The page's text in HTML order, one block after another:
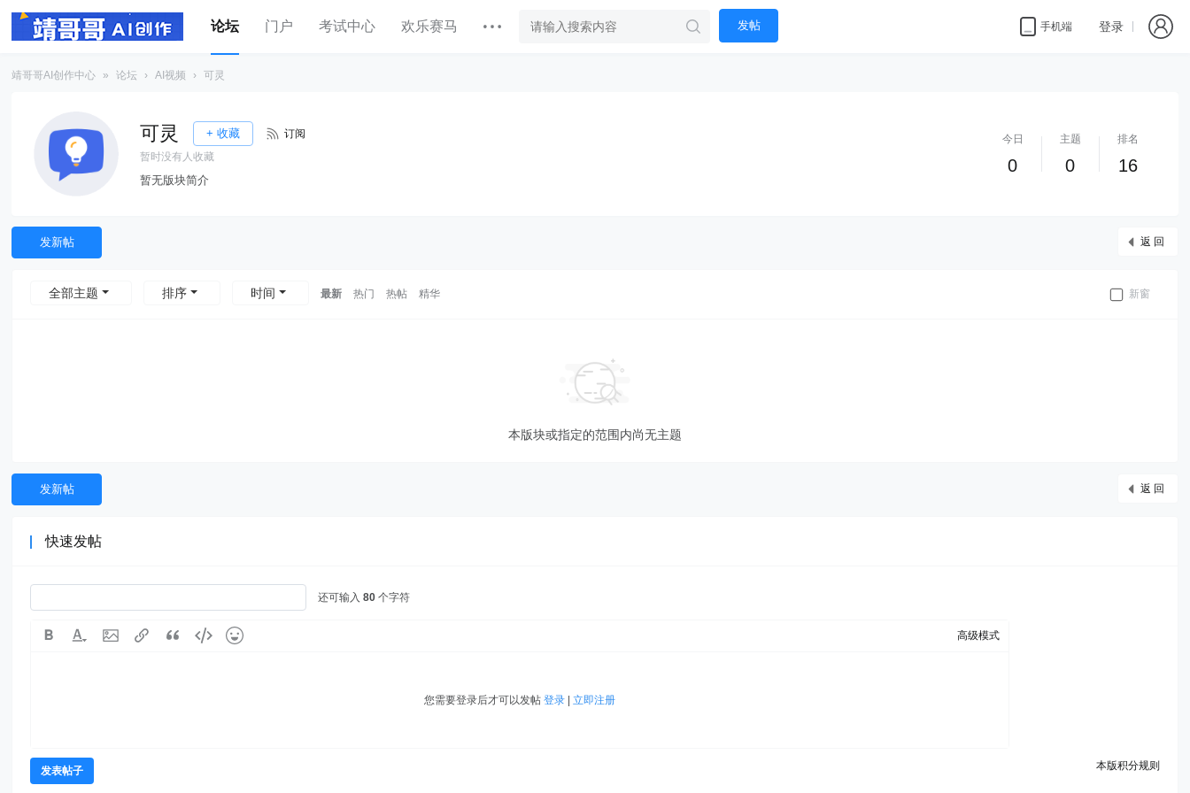
论坛 门户 考试中心 欢乐赛马 发帖 手机端 登录
靖哥哥AI创作中心 » 论坛 › AI视频 › 可灵
可灵 + 收藏
订阅
暂时没有人收藏
暂无版块简介
今日
0
主题
0
排名
16
返 回
发新帖
全部主题 排序 时间 最新 热门 热帖 精华 新窗
本版块或指定的范围内尚无主题
返 回
发新帖
快速发帖
还可输入80 个字符
高级模式
您需要登录后才可以发帖 登录| 立即注册
本版积分规则
发表帖子